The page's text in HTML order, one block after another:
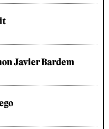
Javier Bardem